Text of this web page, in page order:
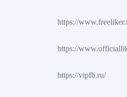
https://
https://
https://vipfb.ru/